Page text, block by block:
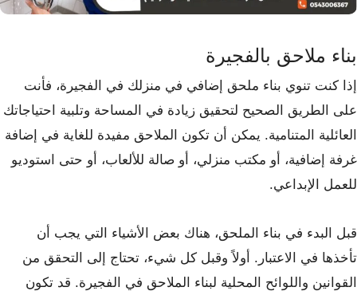
بناء ملاحق بالفجيرة
إذا كنت تنوي بناء ملحق إضافي في منزلك في الفجيرة، فأنت
على الطريق الصحيح لتحقيق زيادة في المساحة وتلبية احتياجاتك
العائلية المتنامية. يمكن أن تكون الملاحق مفيدة للغاية في إضافة
غرفة إضافية، أو مكتب منزلي، أو صالة للألعاب، أو حتى استوديو
للعمل الإبداعي.
قبل البدء في بناء الملحق، هناك بعض الأشياء التي يجب أن
تأخذها في الاعتبار. أولاً وقبل كل شيء، تحتاج إلى التحقق من
القوانين واللوائح المحلية لبناء الملاحق في الفجيرة. قد تكون